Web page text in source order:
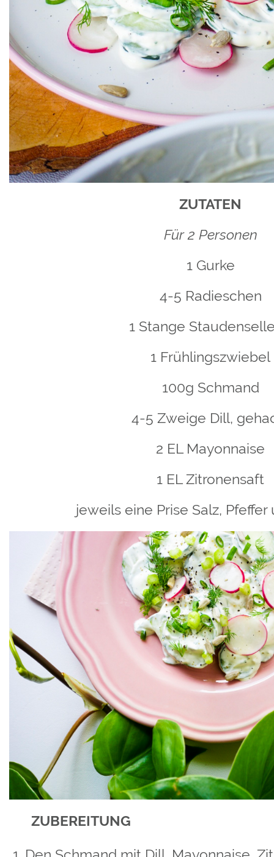
ZUTATEN
Für 2 Personen
1 Gurke
4-5 Radieschen
1 Stange
1 Frühlingszwiebel
100g Schmand
4-5 Zweige Dill,
2 EL Mayonnaise
1 EL Zitronensaft
jeweils eine Prise Salz,
ZUBEREITUNG